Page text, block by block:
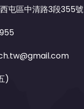
屯區中清路3段355號
)